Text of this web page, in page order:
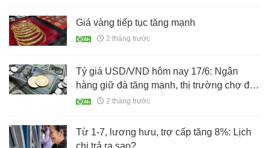
Giá vàng tiếp tục tăng mạnh
2 tháng trước
Tỷ giá USD/VND hôm nay 17/6: Ngân
hàng giữ đà tăng mạnh, thị trường chợ đen
lặng sóng2 tháng trước
Từ 1-7, lương hưu, trợ cấp tăng 8%: Lịch